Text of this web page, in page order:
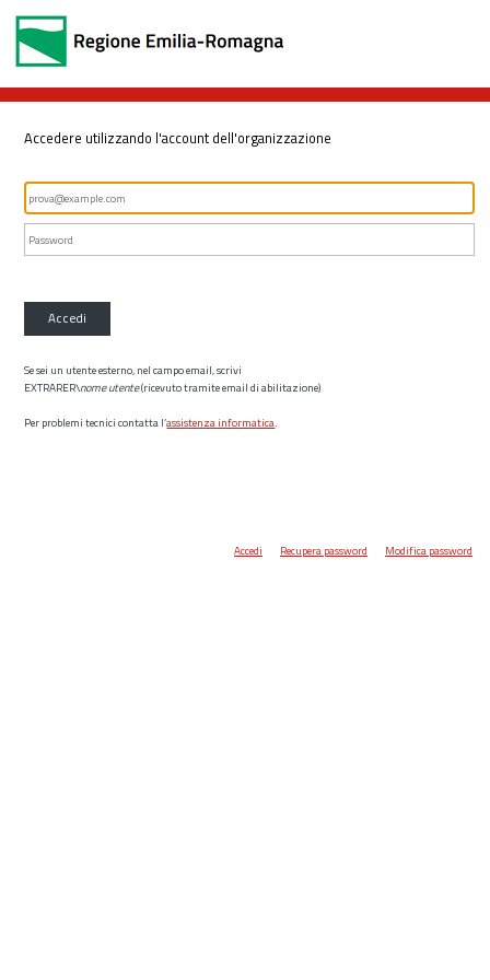
Accedere utilizzando l'account dell'organizzazione
Accedi
Se sei un utente esterno, nel campo email, scrivi
EXTRARER\nome utente(ricevuto tramite email di abilitazione)
Per problemi tecnici contatta l’assistenza informatica.
Accedi Recupera password Modifica password